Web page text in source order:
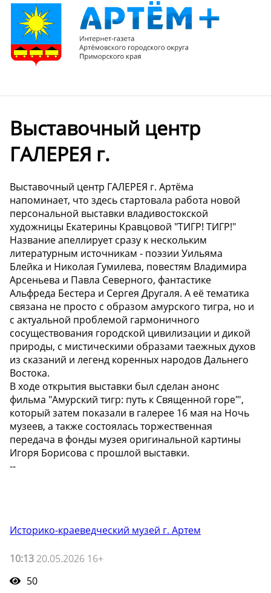
Выставочный центр
ГАЛЕРЕЯ г.
Выставочный центр ГАЛЕРЕЯ г. Артёма
напоминает, что здесь стартовала работа новой
персональной выставки владивостокской
художницы Екатерины Кравцовой "ТИГР! ТИГР!"
Название апеллирует сразу к нескольким
литературным источникам - поэзии Уильяма
Блейка и Николая Гумилева, повестям Владимира
Арсеньева и Павла Северного, фантастике
Альфреда Бестера и Сергея Другаля. А её тематика
связана не просто с образом амурского тигра, но и
с актуальной проблемой гармоничного
сосуществования городской цивилизации и дикой
природы, с мистическими образами таежных духов
из сказаний и легенд коренных народов Дальнего
Востока.
В ходе открытия выставки был сделан анонс
фильма "Амурский тигр: путь к Священной горе"',
который затем показали в галерее 16 мая на Ночь
музеев, а также состоялась торжественная
передача в фонды музея оригинальной картины
Игоря Борисова с прошлой выставки. ️
--
Историко-краеведческий музей г. Артем
10:13 20.05.2026 16+
50